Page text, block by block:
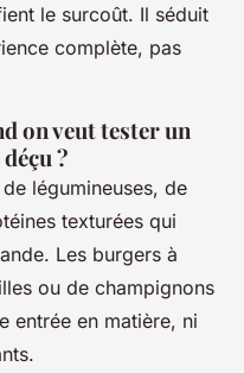
le surcoût. Il séduit
complète, pas
on veut tester un
?
légumineuses, de
texturées qui
Les burgers à
ou de champignons
entrée en matière, ni